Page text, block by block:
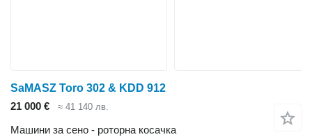
SaMASZ Toro 302 & KDD 912
21 000 €
≈ 41 140 лв.
Машини за сено - роторна косачка